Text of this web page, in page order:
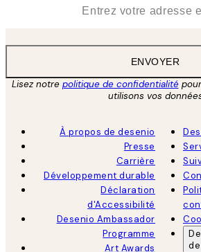
ENVOYER
Lisez notre politique de confidentialité
utilisons vos
À propos de desenio
Presse
Carrière
Développement durable
Déclaration
d'Accessibilité
Desenio Ambassador
Programme
Art Awards